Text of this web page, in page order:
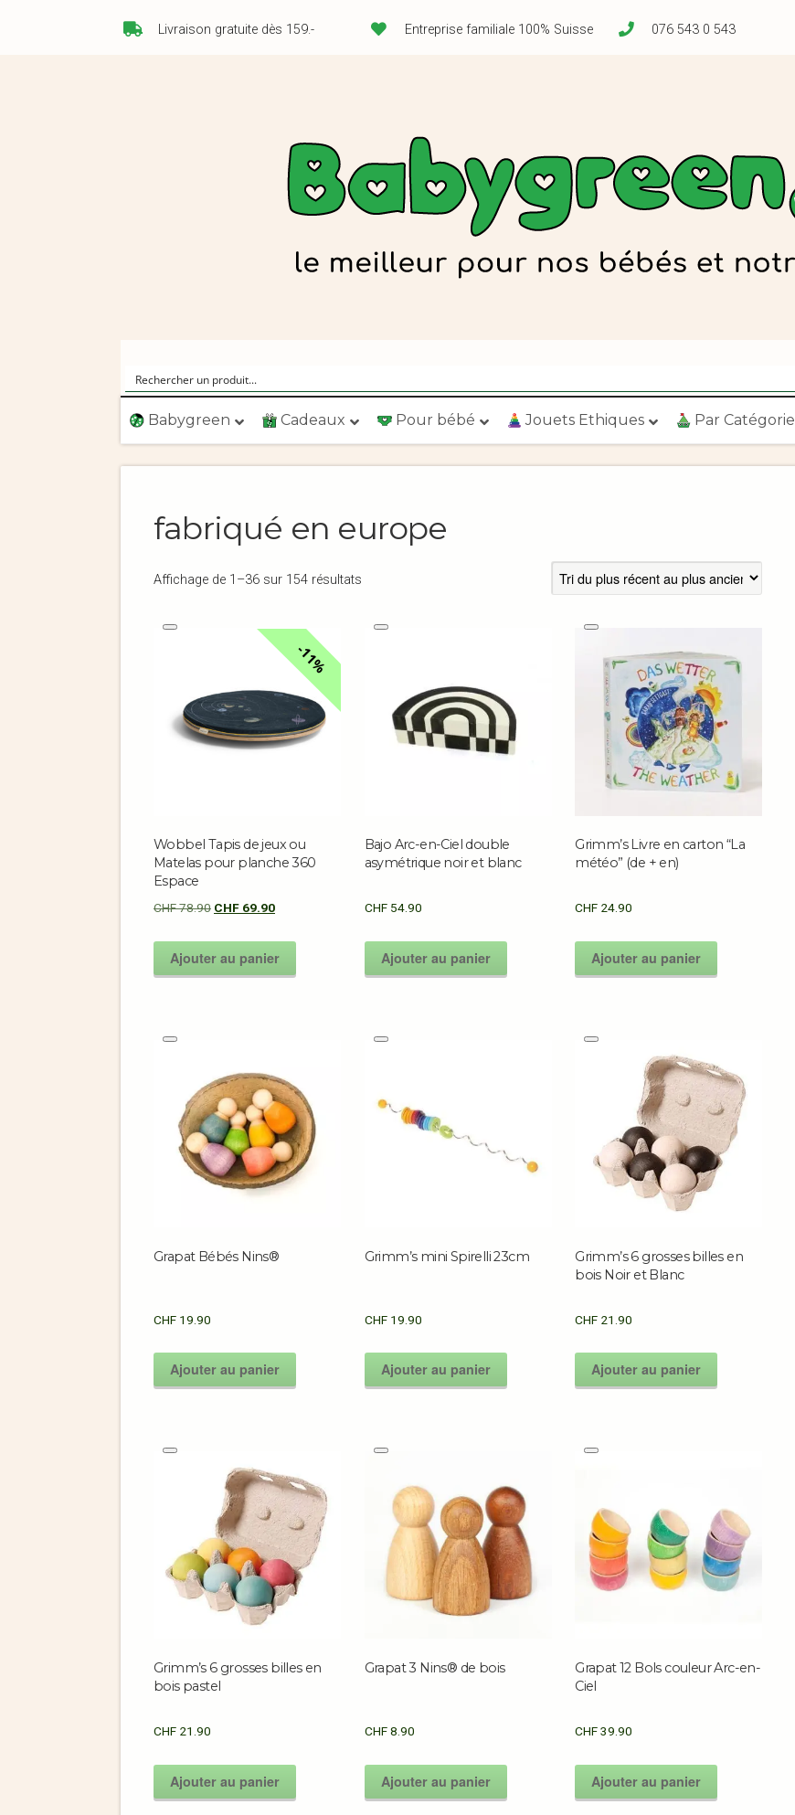
Livraison gratuite dès 159.- Entreprise familiale 100% Suisse 076 543 0 543
Babygreen Cadeaux Pour bébé Jouets Ethiques Par Catégorie
fabriqué en europe
Affichage de 1–36 sur 154 résultats
11%
Wobbel Tapis de jeux ou
Matelas pour planche 360
Espace
CHF78.90 CHF 69.90
Ajouter au panier
Bajo Arc-en-Ciel double
asymétrique noir et blanc
CHF54.90
Ajouter au panier
Grimm’s Livre en carton “La
météo” (de + en)
CHF 24.90
Ajouter au panier
Grapat Bébés Nins®
CHF 19.90
Ajouter au panier
Grimm’s mini Spirelli 23cm
CHF19.90
Ajouter au panier
Grimm’s 6 grosses billes en
bois Noir et Blanc
CHF 21.90
Ajouter au panier
Grimm’s 6 grosses billes en
bois pastel
CHF 21.90
Ajouter au panier
Grapat 3 Nins® de bois
CHF8.90
Ajouter au panier
Grapat 12 Bols couleur Arc-en-
Ciel
CHF39.90
Ajouter au panier